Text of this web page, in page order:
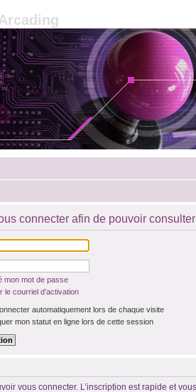
connecter afin de pouvoir
mon mot de passe
le courriel d’activation
automatiquement lors de chaque visite
mon statut en ligne lors de cette session
vous connecter. L’inscription est rapide et